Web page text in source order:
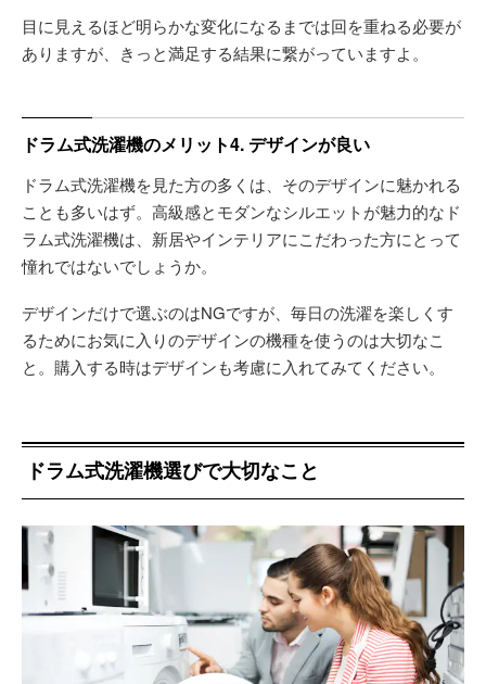
目に見えるほど明らかな変化になるまでは回を重ねる必要が
ありますが、きっと満足する結果に繋がっていますよ。
ドラム式洗濯機のメリット4. デザインが良い
ドラム式洗濯機を見た方の多くは、そのデザインに魅かれる
ことも多いはず。高級感とモダンなシルエットが魅力的なド
ラム式洗濯機は、新居やインテリアにこだわった方にとって
憧れではないでしょうか。
デザインだけで選ぶのはNGですが、毎日の洗濯を楽しくす
るためにお気に入りのデザインの機種を使うのは大切なこ
と。購入する時はデザインも考慮に入れてみてください。
ドラム式洗濯機選びで大切なこと